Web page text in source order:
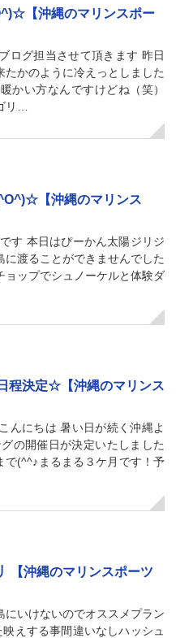
【沖縄のマリンスポー
ログ担当させて頂きます 昨日
かのように冷えっとしました
かい方なんですけどね（笑）
リ…
【沖縄のマリンス
す 本日はぴーかん太陽ジリジ
に渡ることができませんでした
ョップでシュノーケルと体験ダ
程決定☆【沖縄のマリンス
んにちは 暑い日が続く沖縄よ
の開催日が決定いたしました
(^^♪まるまる３ケ月です！予
【沖縄のマリンスポーツ
いけないのでオススメプラン
する事間違いなしハッシュ